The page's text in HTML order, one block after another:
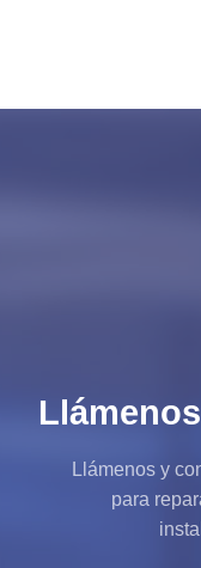
Llámenos y
para